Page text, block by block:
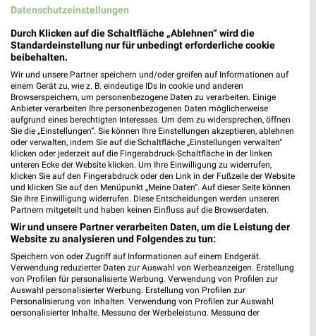
Angebote ab 08.08.
XXXLutz
8,6 km
Küchen Preishits!
Gültig bis Fr. 21.08.
XXXLutz
8,6 km
Angebote ab 08.08.
Gültig bis Fr. 14.08.
Datenschutzeinstellungen
Durch Klicken auf die Schaltfläche „Ablehnen“ wird die
Standardeinstellung nur für unbedingt erforderliche cookie
beibehalten.
Wir und unsere Partner speichern und/oder greifen auf Informationen auf
einem Gerät zu, wie z. B. eindeutige IDs in cookie und anderen
Browserspeichern, um personenbezogene Daten zu verarbeiten. Einige
Anbieter verarbeiten Ihre personenbezogenen Daten möglicherweise
aufgrund eines berechtigten Interesses. Um dem zu widersprechen, öffnen
Sie die „Einstellungen“. Sie können Ihre Einstellungen akzeptieren, ablehnen
oder verwalten, indem Sie auf die Schaltfläche „Einstellungen verwalten“
klicken oder jederzeit auf die Fingerabdruck-Schaltfläche in der linken
unteren Ecke der Website klicken. Um Ihre Einwilligung zu widerrufen,
klicken Sie auf den Fingerabdruck oder den Link in der Fußzeile der Website
und klicken Sie auf den Menüpunkt „Meine Daten“. Auf dieser Seite können
Sie Ihre Einwilligung widerrufen. Diese Entscheidungen werden unseren
Partnern mitgeteilt und haben keinen Einfluss auf die Browserdaten.
Wir und unsere Partner verarbeiten Daten, um die Leistung der
Website zu analysieren und Folgendes zu tun:
Speichern von oder Zugriff auf Informationen auf einem Endgerät.
Verwendung reduzierter Daten zur Auswahl von Werbeanzeigen. Erstellung
von Profilen für personalisierte Werbung. Verwendung von Profilen zur
Auswahl personalisierter Werbung. Erstellung von Profilen zur
Personalisierung von Inhalten. Verwendung von Profilen zur Auswahl
personalisierter Inhalte. Messung der Werbeleistung. Messung der